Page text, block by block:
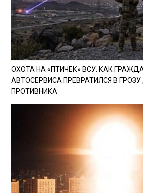
ОХОТА НА «ПТИЧЕК» ВСУ: КАК
АВТОСЕРВИСА ПРЕВРАТИЛСЯ В
ПРОТИВНИКА